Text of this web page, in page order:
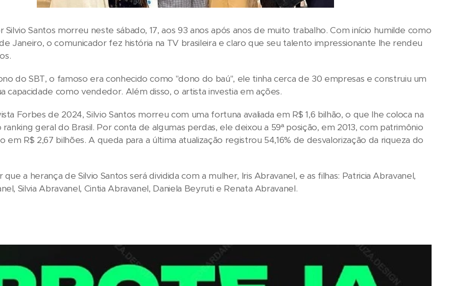
Silvio Santos morreu neste sábado, 17, aos 93 anos após anos de muito trabalho. Com início humilde como
Janeiro, o comunicador fez história na TV brasileira e claro que seu talento impressionante lhe rendeu
do SBT, o famoso era conhecido como "dono do baú", ele tinha cerca de 30 empresas e construiu um
capacidade como vendedor. Além disso, o artista investia em ações.
Forbes de 2024, Silvio Santos morreu com uma fortuna avaliada em R$ 1,6 bilhão, o que lhe coloca na
geral do Brasil. Por conta de algumas perdas, ele deixou a 59ª posição, em 2013, com patrimônio
em R$ 2,67 bilhões. A queda para a última atualização registrou 54,16% de desvalorização da riqueza do
a herança de Silvio Santos será dividida com a mulher, Iris Abravanel, e as filhas: Patricia Abravanel,
Silvia Abravanel, Cintia Abravanel, Daniela Beyruti e Renata Abravanel.